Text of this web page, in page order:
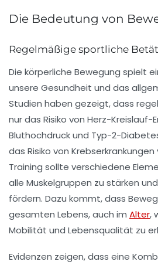
Die Bedeutung von
Regelmäßige sportliche
Die körperliche Bewegung spielt
unsere Gesundheit und das
Studien haben gezeigt, dass
nur das Risiko von Herz-Kreislauf-
Bluthochdruckund Typ-2-
das Risiko von Krebserkrankungen
Training sollte verschiedene
alle Muskelgruppen zu stärken
fördern. Dazu kommt, dass
gesamten Lebens, auch im Alter,
Mobilität und Lebensqualität zu
Evidenzen zeigen, dass eine